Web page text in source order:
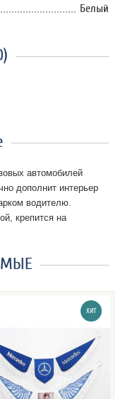
Белый
автомобилей
дополнит интерьер
водителю.
крепится на
ХИТ